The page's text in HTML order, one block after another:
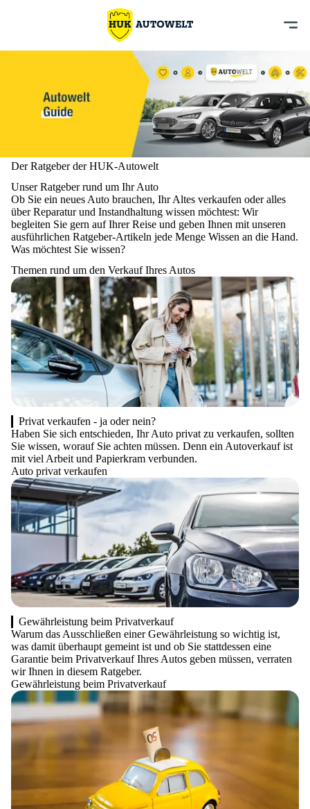
Der Ratgeber der HUK-Autowelt
Unser Ratgeber rund um Ihr Auto
Ob Sie ein neues Auto brauchen, Ihr Altes verkaufen oder alles
über Reparatur und Instandhaltung wissen möchtest: Wir
begleiten Sie gern auf Ihrer Reise und geben Ihnen mit unseren
ausführlichen Ratgeber-Artikeln jede Menge Wissen an die Hand.
Was möchtest Sie wissen?
Themen rund um den Verkauf Ihres Autos
Privat verkaufen - ja oder nein?
Haben Sie sich entschieden, Ihr Auto privat zu verkaufen, sollten
Sie wissen, worauf Sie achten müssen. Denn ein Autoverkauf ist
mit viel Arbeit und Papierkram verbunden.
Auto privat verkaufen
Gewährleistung beim Privatverkauf
Warum das Ausschließen einer Gewährleistung so wichtig ist,
was damit überhaupt gemeint ist und ob Sie stattdessen eine
Garantie beim Privatverkauf Ihres Autos geben müssen, verraten
wir Ihnen in diesem Ratgeber.
Gewährleistung beim Privatverkauf